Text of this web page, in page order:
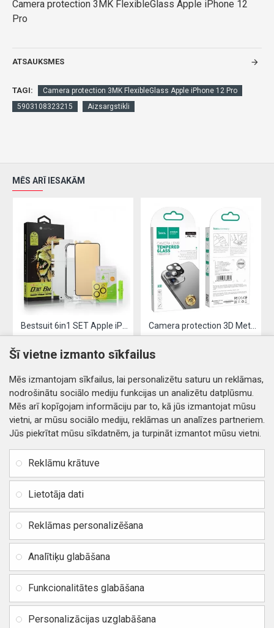
Camera protection 3MK FlexibleGlass Apple iPhone 12
Pro
ATSAUKSMES
TAGI:
Camera protection 3MK FlexibleGlass Apple iPhone 12 Pro
5903108323215
Aizsargstikli
MĒS ARĪ IESAKĀM
Kontakti
Distances līgums
Privātuma politika
Preču un naudas atgriešana
Piegādes un apmaksa
Vietnes karte
Rekvizīti
Jur. adrese: Zasulauka iela
Reģ. Nr. 40103717618,
BIC / SWIFT: HABALV22
TEl.: +371 20219155
E-pasts:info@mobipart.eu
Šī vietne izmanto sīkfailus
Mēs izmantojam sīkfailus, lai personalizētu saturu un reklāmas,
nodrošinātu sociālo mediju funkcijas un analizētu datplūsmu.
Mēs arī kopīgojam informāciju par to, kā jūs izmantojat mūsu
vietni, ar mūsu sociālo mediju, reklāmas un analīzes partneriem.
Jūs piekrītat mūsu sīkdatnēm, ja turpināt izmantot mūsu vietni.
Reklāmu krātuve
Lietotāja dati
Reklāmas personalizēšana
Analītiķu glabāšana
Funkcionalitātes glabāšana
Personalizācijas uzglabāšana